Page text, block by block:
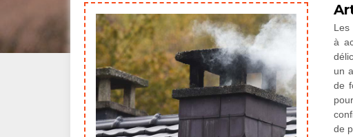
Les
à
un
de
de